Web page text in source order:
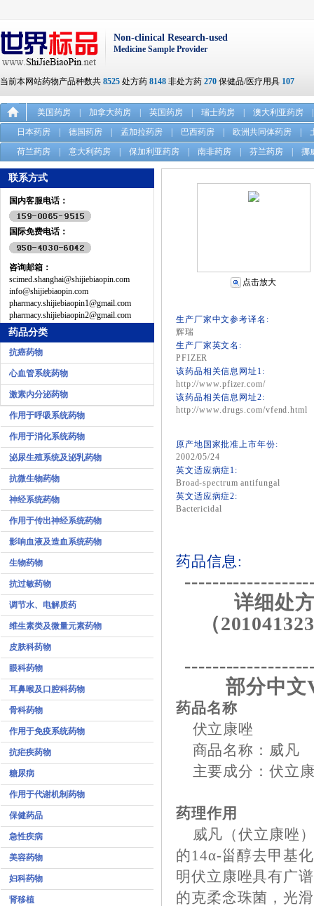
Non-clinical Research-used
Medicine Sample Provider
当前本网站药物产品种数共 8525 处方药 8148 非处方药 270 保健品/医疗用具 107
美国药房 加拿大药房 英国药房 瑞士药房 澳大利亚药房
日本药房
德国药房 孟加拉药房 巴西药房 欧洲共同体药房
荷兰药房
意大利药房 保加利亚药房 南非药房 芬兰药房 挪
联系方式
国内客服电话：
国际免费电话：
咨询邮箱：
scimed.shanghai@shijiebiaopin.com
info@shijiebiaopin.com
pharmacy.shijiebiaopin1@gmail.com
pharmacy.shijiebiaopin2@gmail.com
药品分类
抗癌药物
心血管系统药物
激素内分泌药物
作用于呼吸系统药物
作用于消化系统药物
泌尿生殖系统及泌乳药物
抗微生物药物
神经系统药物
作用于传出神经系统药物
影响血液及造血系统药物
生物药物
抗过敏药物
调节水、电解质药
维生素类及微量元素药物
皮肤科药物
眼科药物
耳鼻喉及口腔科药物
骨科药物
作用于免疫系统药物
抗疟疾药物
糖尿病
作用于代谢机制药物
保健药品
急性疾病
美容药物
妇科药物
肾移植
点击放大
生产厂家中文参考译名:
辉瑞
生产厂家英文名:
PFIZER
该药品相关信息网址1:
http://www.pfizer.com/
该药品相关信息网址2:
http://www.drugs.com/vfend.html
原产地国家批准上市年份:
2002/05/24
英文适应病症1:
Broad-spectrum antifungal
英文适应病症2:
Bactericidal
药品信息:
详细处
（
部分中文
药品名称
伏立康唑
商品名称：威凡
主要成分：伏立
药理作用
威凡（伏立康唑）
的14α-甾醇去甲基
明伏立康唑具有广
的克柔念珠菌，光